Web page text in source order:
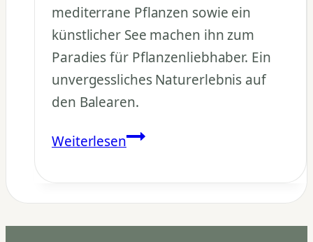
mediterrane Pflanzen sowie ein
künstlicher See machen ihn zum
Paradies für Pflanzenliebhaber. Ein
unvergessliches Naturerlebnis auf
den Balearen.
WeiterlesenBotanicactus
Der
größte
Kakteengarten